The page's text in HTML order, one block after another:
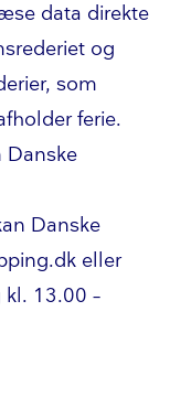
data direkte
og
som
ferie.
Danske
Danske
eller
13.00 –